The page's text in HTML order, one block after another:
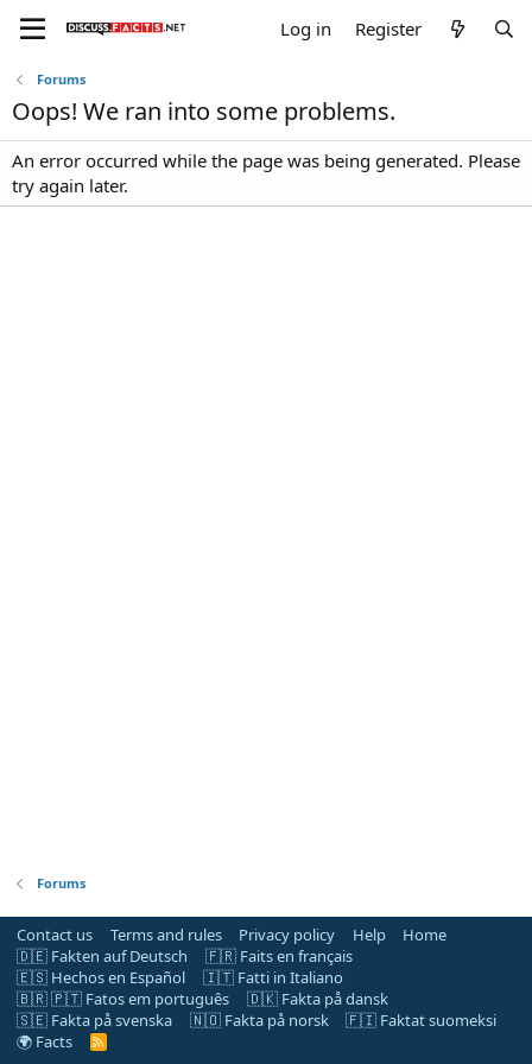
Log in Register
Forums
Oops! We ran into some problems.
An error occurred while the page was being generated. Please
try again later.
Forums
Contact us Terms and rules Privacy policy Help
Home
🇩🇪 Fakten auf Deutsch
🇫🇷 Faits en français
🇪🇸 Hechos en Español
🇮🇹 Fatti in Italiano
🇧🇷 🇵🇹 Fatos em português
🇩🇰 Fakta på dansk
🇸🇪 Fakta på svenska
🇳🇴 Fakta på norsk
🇫🇮 Faktat suomeksi
🌍 Facts
R